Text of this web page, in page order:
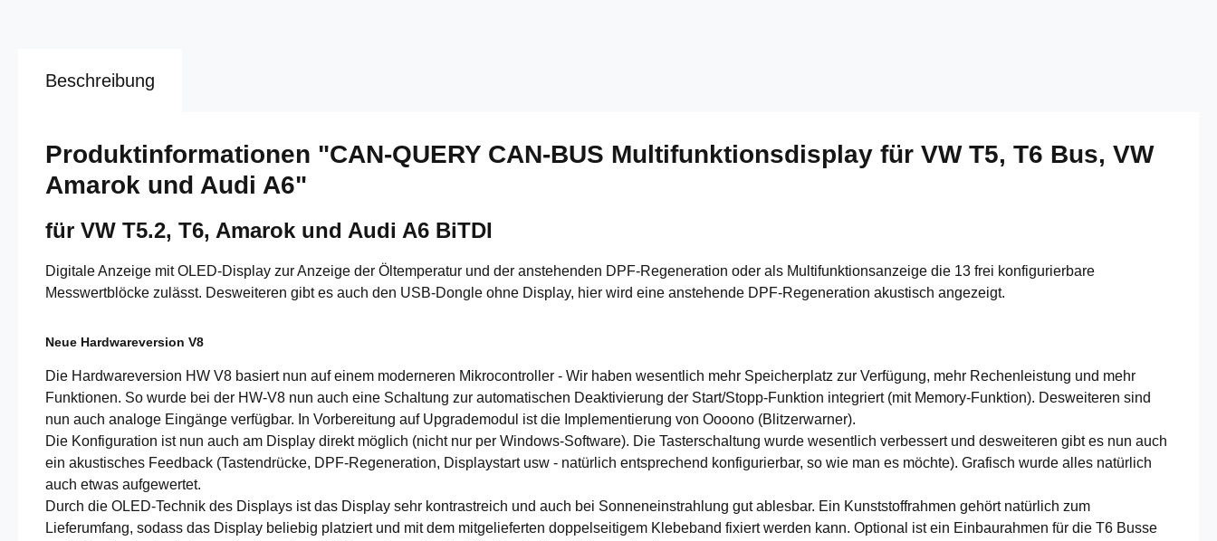
Beschreibung
Produktinformationen "CAN-QUERY CAN-BUS Multifunktionsdisplay für VW T5, T6 Bus, VW
Amarok und Audi A6"
für VW T5.2, T6, Amarok und Audi A6 BiTDI
Digitale Anzeige mit OLED-Display zur Anzeige der Öltemperatur und der anstehenden DPF-Regeneration oder als Multifunktionsanzeige die 13 frei konfigurierbare
Messwertblöcke zulässt. Desweiteren gibt es auch den USB-Dongle ohne Display, hier wird eine anstehende DPF-Regeneration akustisch angezeigt.
Neue Hardwareversion V8
Die Hardwareversion HW V8 basiert nun auf einem moderneren Mikrocontroller - Wir haben wesentlich mehr Speicherplatz zur Verfügung, mehr Rechenleistung und mehr
Funktionen. So wurde bei der HW-V8 nun auch eine Schaltung zur automatischen Deaktivierung der Start/Stopp-Funktion integriert (mit Memory-Funktion). Desweiteren sind
nun auch analoge Eingänge verfügbar. In Vorbereitung auf Upgrademodul ist die Implementierung von Oooono (Blitzerwarner).
Die Konfiguration ist nun auch am Display direkt möglich (nicht nur per Windows-Software). Die Tasterschaltung wurde wesentlich verbessert und desweiteren gibt es nun auch
ein akustisches Feedback (Tastendrücke, DPF-Regeneration, Displaystart usw - natürlich entsprechend konfigurierbar, so wie man es möchte). Grafisch wurde alles natürlich
auch etwas aufgewertet.
Durch die OLED-Technik des Displays ist das Display sehr kontrastreich und auch bei Sonneneinstrahlung gut ablesbar. Ein Kunststoffrahmen gehört natürlich zum
Lieferumfang, sodass das Display beliebig platziert und mit dem mitgelieferten doppelseitigem Klebeband fixiert werden kann. Optional ist ein Einbaurahmen für die T6 Busse